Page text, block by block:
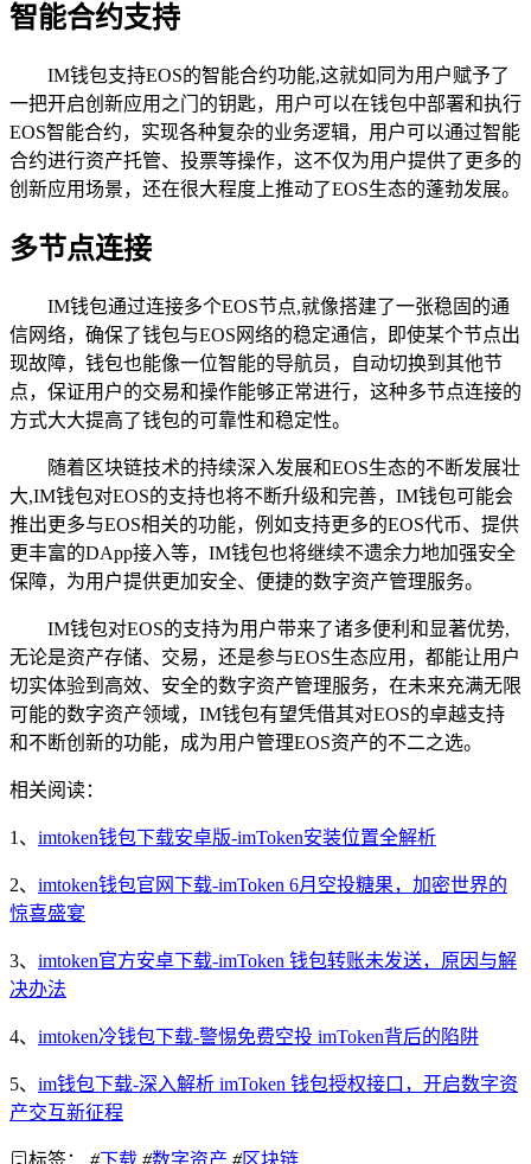
智能合约支持
IM钱包支持EOS的智能合约功能,这就如同为用户赋予了
一把开启创新应用之门的钥匙，用户可以在钱包中部署和执行
EOS智能合约，实现各种复杂的业务逻辑，用户可以通过智能
合约进行资产托管、投票等操作，这不仅为用户提供了更多的
创新应用场景，还在很大程度上推动了EOS生态的蓬勃发展。
多节点连接
IM钱包通过连接多个EOS节点,就像搭建了一张稳固的通
信网络，确保了钱包与EOS网络的稳定通信，即使某个节点出
现故障，钱包也能像一位智能的导航员，自动切换到其他节
点，保证用户的交易和操作能够正常进行，这种多节点连接的
方式大大提高了钱包的可靠性和稳定性。
随着区块链技术的持续深入发展和EOS生态的不断发展壮
大,IM钱包对EOS的支持也将不断升级和完善，IM钱包可能会
推出更多与EOS相关的功能，例如支持更多的EOS代币、提供
更丰富的DApp接入等，IM钱包也将继续不遗余力地加强安全
保障，为用户提供更加安全、便捷的数字资产管理服务。
IM钱包对EOS的支持为用户带来了诸多便利和显著优势,
无论是资产存储、交易，还是参与EOS生态应用，都能让用户
切实体验到高效、安全的数字资产管理服务，在未来充满无限
可能的数字资产领域，IM钱包有望凭借其对EOS的卓越支持
和不断创新的功能，成为用户管理EOS资产的不二之选。
相关阅读：
1、 imtoken钱包下载安卓版-imToken安装位置全解析
2、 imtoken钱包官网下载-imToken 6月空投糖果，加密世界的
惊喜盛宴
3、 imtoken官方安卓下载-imToken 钱包转账未发送，原因与解
决办法
4、 imtoken冷钱包下载-警惕免费空投 imToken背后的陷阱
5、 im钱包下载-深入解析 imToken 钱包授权接口，开启数字资
产交互新征程
标签： #下载 #数字资产 #区块链